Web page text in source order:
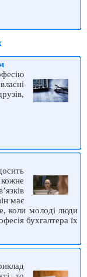
має
коли молоді люди
бухгалтера їх